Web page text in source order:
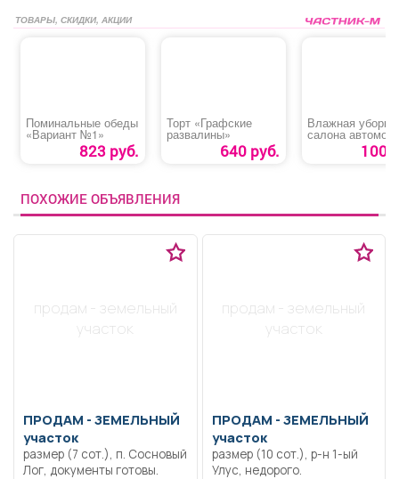
ТОВАРЫ, СКИДКИ, АКЦИИ
Поминальные обеды
«Вариант №1»
823 руб.
Торт «Графские
развалины»
640 руб.
Влажная уборка
салона
100
ПОХОЖИЕ ОБЪЯВЛЕНИЯ
продам - земельный
участок
ПРОДАМ - ЗЕМЕЛЬНЫЙ
участок
размер (7 сот.), п. Сосновый
Лог, документы готовы.
продам - земельный
участок
ПРОДАМ - ЗЕМЕЛЬНЫЙ
участок
размер (10 сот.), р-н 1-ый
Улус, недорого.